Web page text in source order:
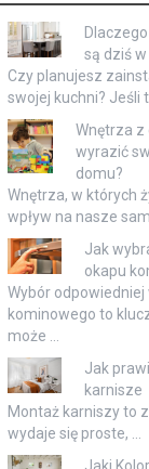
są dziś
Czy planujesz
swojej kuchni? Jeśli
Wnętrza z
wyrazić
domu?
Wnętrza, w których
wpływ na nasze
Jak
okapu
Wybór
kominowego to
może …
Jak
karnisze
Montaż karniszy to
wydaje się proste, …